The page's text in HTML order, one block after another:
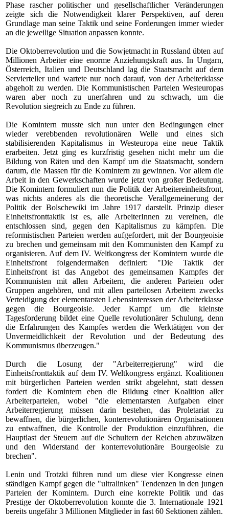
Phase rascher politischer und gesellschaftlicher Veränderungen
zeigte sich die Notwendigkeit klarer Perspektiven, auf deren
Grundlage man seine Taktik und seine Forderungen immer wieder
an die jeweilige Situation anpassen konnte.
Die Oktoberrevolution und die Sowjetmacht in Russland übten auf
Millionen Arbeiter eine enorme Anziehungskraft aus. In Ungarn,
Österreich, Italien und Deutschland lag die Staatsmacht auf dem
Servierteller und wartete nur noch darauf, von der Arbeiterklasse
abgeholt zu werden. Die Kommunistischen Parteien Westeuropas
waren aber noch zu unerfahren und zu schwach, um die
Revolution siegreich zu Ende zu führen.
Die Komintern musste sich nun unter den Bedingungen einer
wieder verebbenden revolutionären Welle und eines sich
stabilisierenden Kapitalismus in Westeuropa eine neue Taktik
erarbeiten. Jetzt ging es kurzfristig gesehen nicht mehr um die
Bildung von Räten und den Kampf um die Staatsmacht, sondern
darum, die Massen für die Komintern zu gewinnen. Vor allem die
Arbeit in den Gewerkschaften wurde jetzt von großer Bedeutung.
Die Komintern formuliert nun die Politik der Arbeitereinheitsfront,
was nichts anderes als die theoretische Verallgemeinerung der
Politik der Bolschewiki im Jahre 1917 darstellt. Prinzip dieser
Einheitsfronttaktik ist es, alle ArbeiterInnen zu vereinen, die
entschlossen sind, gegen den Kapitalismus zu kämpfen. Die
reformistischen Parteien werden aufgefordert, mit der Bourgeoisie
zu brechen und gemeinsam mit den Kommunisten den Kampf zu
organisieren. Auf dem IV. Weltkongress der Komintern wurde die
Einheitsfront folgendermaßen definiert: "Die Taktik der
Einheitsfront ist das Angebot des gemeinsamen Kampfes der
Kommunisten mit allen Arbeitern, die anderen Parteien oder
Gruppen angehören, und mit allen parteilosen Arbeitern zwecks
Verteidigung der elementarsten Lebensinteressen der Arbeiterklasse
gegen die Bourgeoisie. Jeder Kampf um die kleinste
Tagesforderung bildet eine Quelle revolutionärer Schulung, denn
die Erfahrungen des Kampfes werden die Werktätigen von der
Unvermeidlichkeit der Revolution und der Bedeutung des
Kommunismus überzeugen."
Durch die Losung der "Arbeiterregierung" wird die
Einheitsfronttaktik auf dem IV. Weltkongress ergänzt. Koalitionen
mit bürgerlichen Parteien werden strikt abgelehnt, statt dessen
fordert die Komintern eben die Bildung einer Koalition aller
Arbeiterparteien, wobei "die elementarsten Aufgaben einer
Arbeiterregierung müssen darin bestehen, das Proletariat zu
bewaffnen, die bürgerlichen, konterrevolutionären Organisationen
zu entwaffnen, die Kontrolle der Produktion einzuführen, die
Hauptlast der Steuern auf die Schultern der Reichen abzuwälzen
und den Widerstand der konterrevolutionäre Bourgeoisie zu
brechen".
Lenin und Trotzki führen rund um diese vier Kongresse einen
ständigen Kampf gegen die "ultralinken" Tendenzen in den jungen
Parteien der Komintern. Durch eine korrekte Politik und das
Prestige der Oktoberrevolution konnte die 3. Internationale 1921
bereits ungefähr 3 Millionen Mitglieder in fast 60 Sektionen zählen.